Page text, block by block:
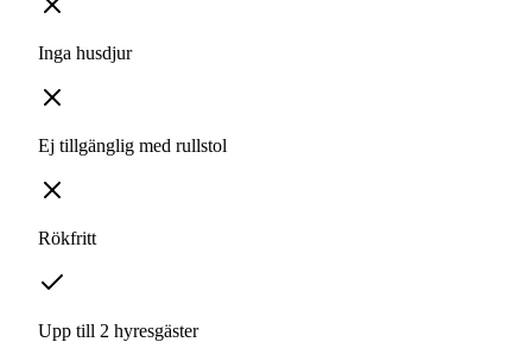
Inga husdjur
Ej tillgänglig med rullstol
Rökfritt
Upp till 2 hyresgäster